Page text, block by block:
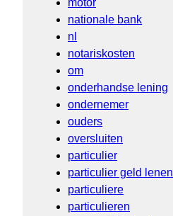
nationale bank
nl
notariskosten
om
onderhandse lening
ondernemer
ouders
oversluiten
particulier
particulier geld lenen
particuliere
particulieren